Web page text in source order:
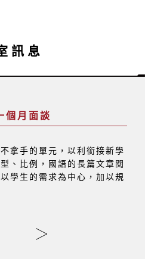
訊息
個月面談
拿手的單元，以利銜接新學
、比例，國語的長篇文章閱
學生的需求為中心，加以規